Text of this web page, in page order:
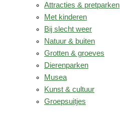
Attracties & pretparken
Met kinderen
Bij slecht weer
Natuur & buiten
Grotten & groeves
Dierenparken
Musea
Kunst & cultuur
Groepsuitjes